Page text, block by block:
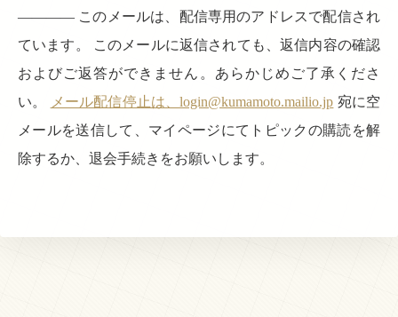
———— このメールは、配信専用のアドレスで配信され
ています。 このメールに返信されても、返信内容の確認
およびご返答ができません。あらかじめご了承くださ
い。
メール配信停止は、login@kumamoto.mailio.jp 宛に空
メールを送信して、マイページにてトピックの購読を解
除するか、退会手続きをお願いします。